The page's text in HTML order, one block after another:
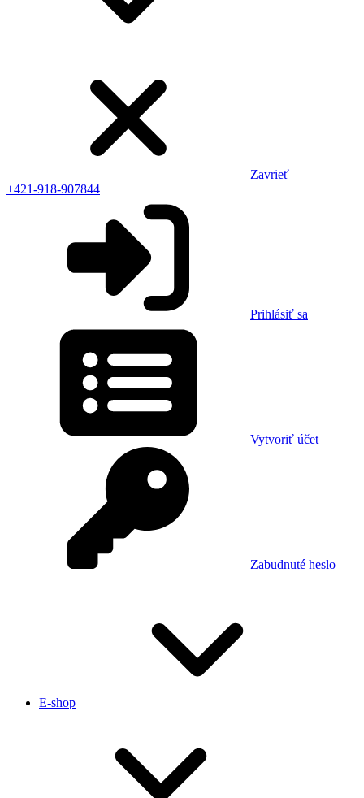
Zavrieť
+421-918-907844
Prihlásiť sa
Vytvoriť účet
Zabudnuté heslo
E-shop